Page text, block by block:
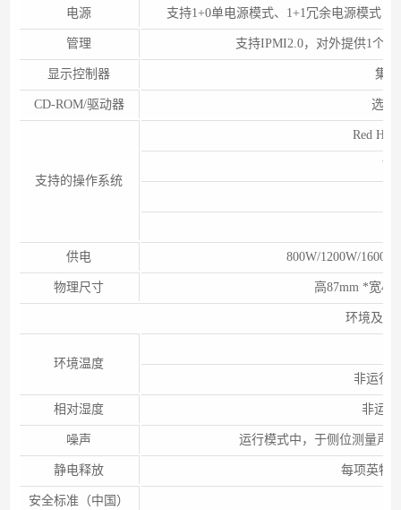
电源 支持1+0单电源模式、1+1冗余电源模式；
管理 支持IPMI2.0，对外提供1个
显示控制器 集
CD-ROM/驱动器 选配
支持的操作系统
Red Hat
供电 800W/1200W/
物理尺寸 高87mm *宽
环境及规
环境温度
非运行
相对湿度 非运
噪声 运行模式中，于侧位测量声
静电释放 每项英特
安全标准（中国）